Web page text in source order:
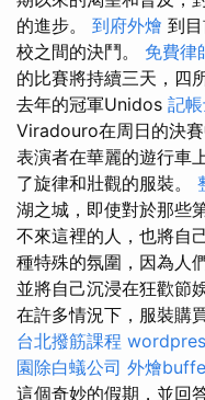
的進步。 到府外燴 到
校之間的決鬥。 免費律
的比賽將持續三天，四
去年的冠軍Unidos 記
Viradouro在周日的決賽
表演者在華麗的遊行車
了旋律和壯觀的服裝。
湖之城，即使對於那些
不來這裡的人，也將自
種特殊的氛圍，因為人
並將自己沉浸在狂歡節
在許多情況下，服裝購
台北撥筋課程
園除白蟻公司 外燴
這個奇妙的假期，並回